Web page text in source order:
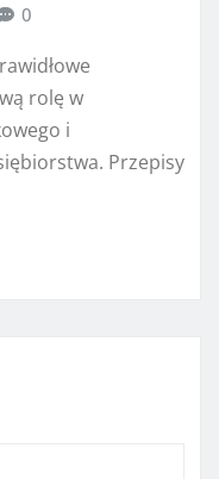
0
rolę w
i
Przepisy